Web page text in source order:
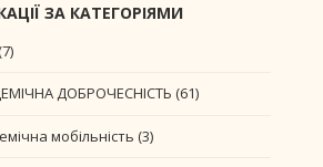
ЗА КАТЕГОРІЯМИ
ДОБРОЧЕСНІСТЬ (61)
мобільність (3)